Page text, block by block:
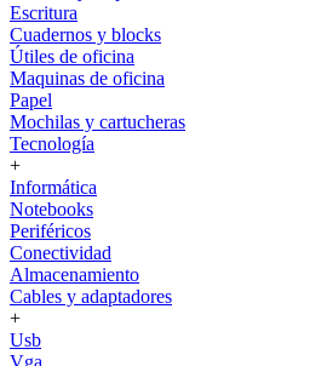
Escritura
Cuadernos y blocks
Útiles de oficina
Maquinas de oficina
Papel
Mochilas y cartucheras
Tecnología
+
Informática
Notebooks
Periféricos
Conectividad
Almacenamiento
Cables y adaptadores
+
Usb
Vga